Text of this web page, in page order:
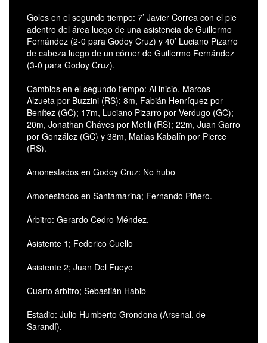
Goles en el segundo tiempo: 7’ Javier Correa con el pie
adentro del área luego de una asistencia de Guillermo
Fernández (2-0 para Godoy Cruz) y 40’ Luciano Pizarro
de cabeza luego de un córner de Guillermo Fernández
(3-0 para Godoy Cruz).
Cambios en el segundo tiempo: Al inicio, Marcos
Alzueta por Buzzini (RS); 8m, Fabián Henríquez por
Benítez (GC); 17m, Luciano Pizarro por Verdugo (GC);
20m, Jonathan Cháves por Metili (RS); 22m, Juan Garro
por González (GC) y 38m, Matías Kabalín por Pierce
(RS).
Amonestados en Godoy Cruz: No hubo
Amonestados en Santamarina; Fernando Piñero.
Árbitro: Gerardo Cedro Méndez.
Asistente 1; Federico Cuello
Asistente 2; Juan Del Fueyo
Cuarto árbitro; Sebastián Habib
Estadio: Julio Humberto Grondona (Arsenal, de
Sarandí).